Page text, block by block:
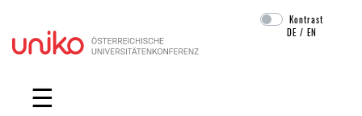
Navigation überspringen
Kontrast
DE /EN
☰